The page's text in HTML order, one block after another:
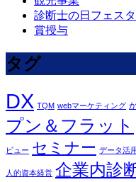
診断士の日フェスタ
賞授与
タグ
DX TQM webマーケティング
プン＆フラット
ビュー セミナー データ活
人的資本経営 企業内診